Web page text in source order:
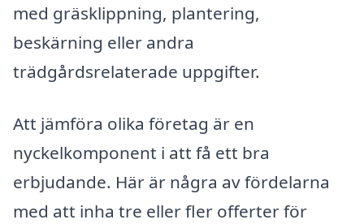
med gräsklippning, plantering,
beskärning eller andra
trädgårdsrelaterade uppgifter.
Att jämföra olika företag är en
nyckelkomponent i att få ett bra
erbjudande. Här är några av fördelarna
med att inha tre eller fler offerter för